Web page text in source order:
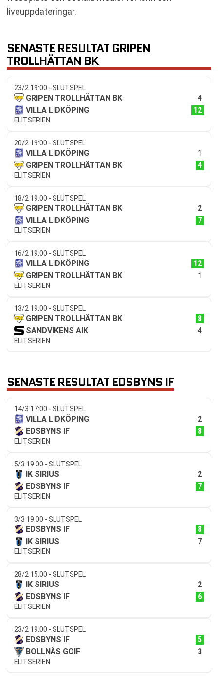
liveuppdateringar.
SENASTE RESULTAT GRIPEN
TROLLHÄTTAN BK
23/2 19:00 - SLUTSPEL
GRIPEN TROLLHÄTTAN BK
4
VILLA LIDKÖPING
12
ELITSERIEN
20/2 19:00 - SLUTSPEL
VILLA LIDKÖPING
1
GRIPEN TROLLHÄTTAN BK
4
ELITSERIEN
18/2 19:00 - SLUTSPEL
GRIPEN TROLLHÄTTAN BK
2
VILLA LIDKÖPING
7
ELITSERIEN
16/2 19:00 - SLUTSPEL
VILLA LIDKÖPING
12
GRIPEN TROLLHÄTTAN BK
1
ELITSERIEN
13/2 19:00 - SLUTSPEL
GRIPEN TROLLHÄTTAN BK
8
SANDVIKENS AIK
4
ELITSERIEN
SENASTE RESULTAT EDSBYNS IF
14/3 17:00 - SLUTSPEL
VILLA LIDKÖPING
2
EDSBYNS IF
8
ELITSERIEN
5/3 19:00 - SLUTSPEL
IK SIRIUS
2
EDSBYNS IF
7
ELITSERIEN
3/3 19:00 - SLUTSPEL
EDSBYNS IF
8
IK SIRIUS
7
ELITSERIEN
28/2 15:00 - SLUTSPEL
IK SIRIUS
2
EDSBYNS IF
6
ELITSERIEN
23/2 19:00 - SLUTSPEL
EDSBYNS IF
5
BOLLNÄS GOIF
3
ELITSERIEN